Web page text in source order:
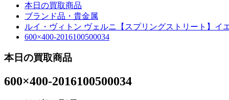
本日の買取商品
ブランド品・貴金属
ルイ・ヴィトン ヴェルニ【スプリングストリート】イ
600×400-2016100500034
本日の買取商品
600×400-2016100500034